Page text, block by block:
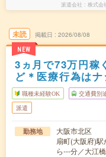
派遣会社 株式会
未読
NEW
掲載日 2026/08/08
3ヵ月で73万円稼
ど＊医療行為はナ
職種未経験OK 交通費別
派遣
勤務地
大阪市北区
扇町(大阪府)
ら---分／大江